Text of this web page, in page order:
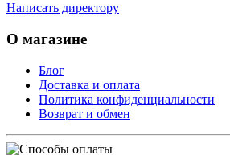
Написать директору
О магазине
Блог
Доставка и оплата
Политика конфиденциальности
Возврат и обмен